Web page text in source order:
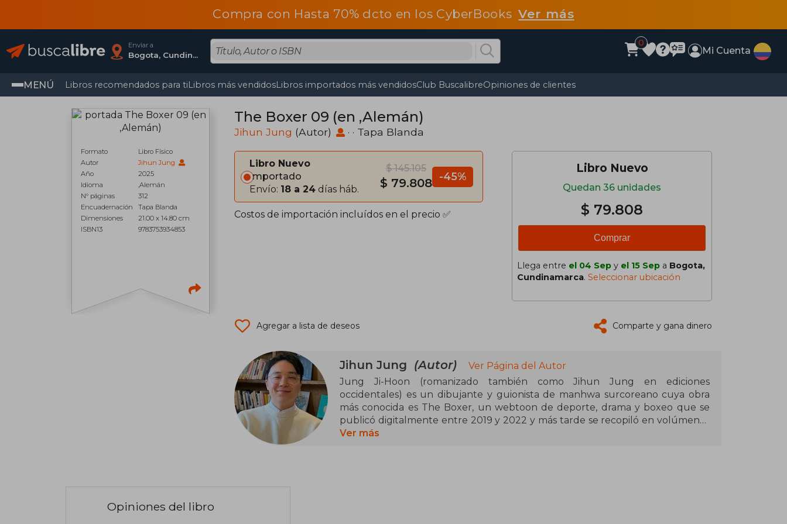
Compra con Hasta 70% dcto en los CyberBooksVer más
Enviar a
Bogota, Cundinamarca
0
Mi Cuenta
MENÚ Libros recomendados para tiLibros más vendidosLibros importados más vendidosClub BuscalibreOpiniones de clientes
Formato
Libro Físico
Autor
Jihun Jung
Año
2025
Idioma
,Alemán
N° páginas
312
Encuadernación
Tapa Blanda
Dimensiones
21.00 x 14.80 cm
ISBN13
9783753934853
The Boxer 09 (en ,Alemán)
Jihun Jung (Autor) · · Tapa Blanda
Libro Nuevo
Importado
Envío: 18 a 24 días háb.
$ 145.105
$ 79.808 -45%
Costos de importación incluídos en el precio ✅
Libro Nuevo
Quedan 36 unidades
$ 79.808
Comprar
Llega entre el 04 Sep y el 15 Sep a Bogota,
Cundinamarca. Seleccionar ubicación
Agregar a lista de deseos Comparte y gana dinero
Jihun Jung (Autor)
Ver Página del Autor
Jung Ji-Hoon (romanizado también como Jihun Jung en ediciones
occidentales) es un dibujante y guionista de manhwa surcoreano cuya obra
más conocida es The Boxer, un webtoon de deporte, drama y boxeo que se
publicó digitalmente entre 2019 y 2022 y más tarde se recopiló en volúmenes
impresos. La historia sigue a un joven con un talento extraordinario para el
Ver más
Opiniones del libro